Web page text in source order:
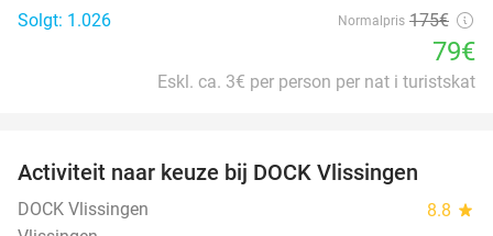
Solgt: 1.026
Normalpris 175€
79€
Eskl. ca. 3€ per person per nat i turistskat
Activiteit naar keuze bij DOCK Vlissingen
DOCK Vlissingen 8.8 star